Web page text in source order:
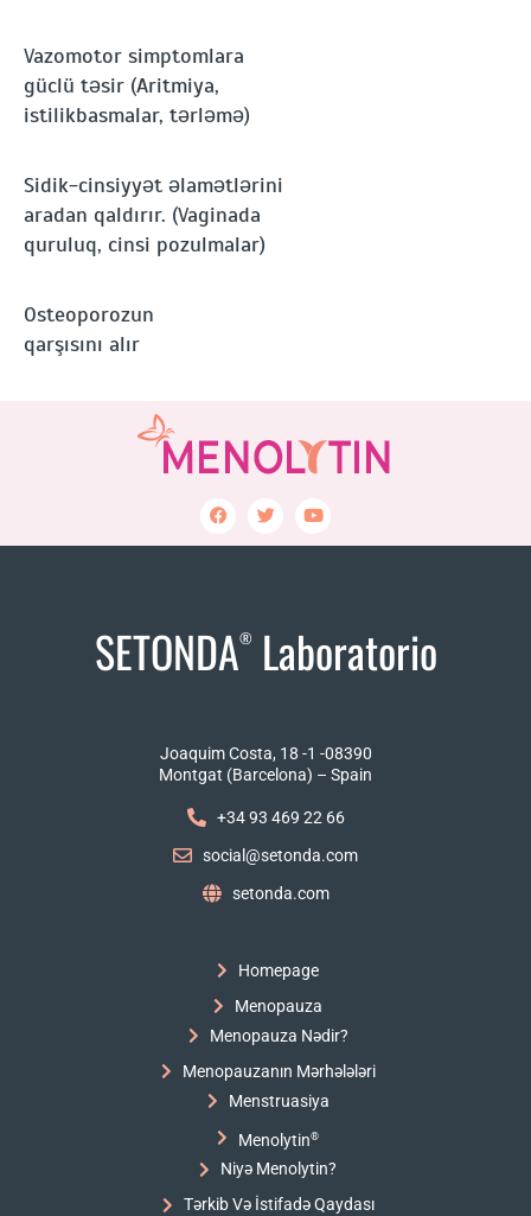
Vazomotor simptomlara
güclü təsir (Aritmiya,
istilikbasmalar, tərləmə)
Sidik-cinsiyyət əlamətlərini
aradan qaldırır. (Vaginada
quruluq, cinsi pozulmalar)
Osteoporozun
qarşısını alır
SETONDA® Laboratorio
Joaquim Costa, 18 -1 -08390
Montgat (Barcelona) – Spain
+34 93 469 22 66
social@setonda.com
setonda.com
Homepage
Menopauza
Menopauza Nədir?
Menopauzanın Mərhələləri
Menstruasiya
Menolytin®
Niyə Menolytin?
Tərkib Və İstifadə Qaydası